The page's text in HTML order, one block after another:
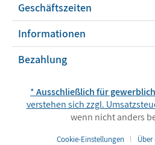
Geschäftszeiten
Informationen
Bezahlung
*Ausschließlich für
verstehen sich zzgl.
wenn nicht anders
Cookie-Einstellungen Über